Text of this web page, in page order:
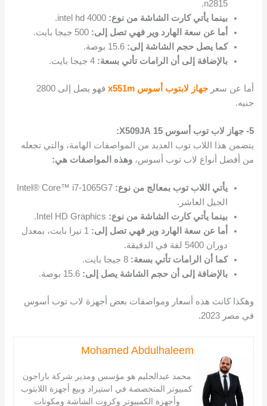
n2815.
بينما يأتي كارت الشاشة من نوع: intel hd 4000.
أما عن سعة الهارد وير فهي تصل إلى: 500 جيجا بايت.
كما يصل حجم الشاشة إلى: 15.6 بوصة.
بالإضافة إلى أن الرامات تأتي بسعة: 4 جيجا بايت.
أما عن سعرجهاز لابتوب أسوس x551m
فهو يصل إلى 2800
جنيه.
5- جهاز لاب توب أسوس 15 X509JA:
يتضمن هذا اللاب توب العديد من المواصفات الهامة، والتي تجعله
من أفضل أنواع لاب توب أسوس، وهذه المواصفات هي:
يأتي اللاب توب بمعالج من نوع: Intel® Core™ i7-1065G7
الجيل العاشر.
بينما يأتي كارت الشاشة من نوع:
أما عن سعة الهارد وير فهي تصل إلى:
1 تيرا بايت، بمعدل
دوران 5400 لفة في الدقيقة.
كما أن الرامات تأتي بسعة: 8 جيجا بايت.
بالإضافة إلى أن حجم الشاشة يصل إلى: 15.6 بوصة.
وهكذا كانت هذه أسعار ومواصفات بعض أجهزة لاب توب أسوس
في مصر 2023.
Mohamed Abdulhaleem
محمد عبدالحليم هو مؤسس ومدير شركة باراجون
كمبيوتر المتخصصة في استيراد وبيع أجهزة اللابتوب
وأجهزة الكمبيوتر وكروت الشاشة ومكونات